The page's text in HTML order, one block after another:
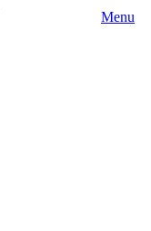
Menu